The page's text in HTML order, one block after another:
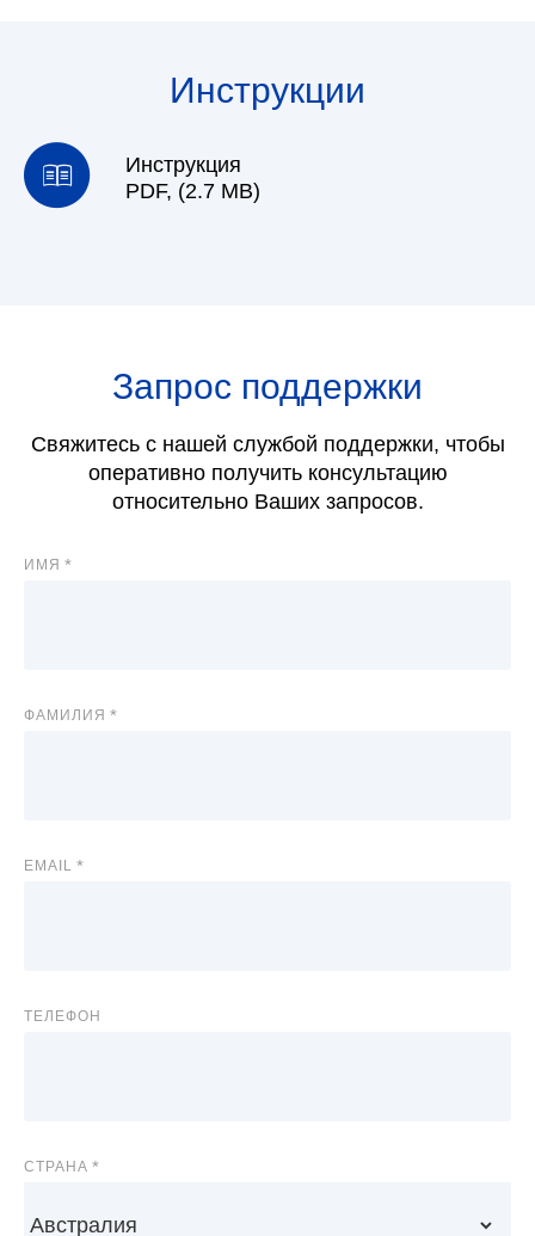
Инструкции
Инструкция
PDF, (2.7 MB)
Запрос поддержки
Свяжитесь с нашей службой поддержки, чтобы
оперативно получить консультацию
относительно Ваших запросов.
ИМЯ
ФАМИЛИЯ
EMAIL
ТЕЛЕФОН
СТРАНА